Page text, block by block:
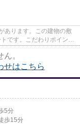
あります。この建物の敷
です。こだわりポイント
。
せはこちら
5分
歩15分